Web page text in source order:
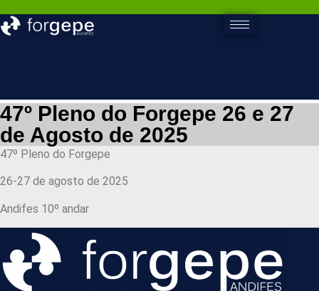
47º Pleno do Forgepe 26 e 27
de Agosto de 2025
47º Pleno do Forgepe
26-27 de agosto de 2025
Andifes 10º andar